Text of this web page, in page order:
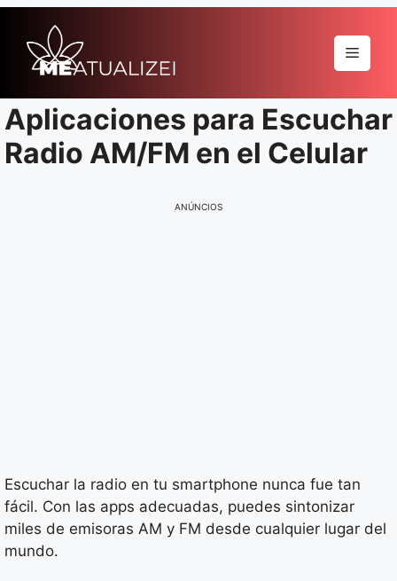
para
Menu
Aplicaciones para Escuchar
Radio AM/FM en el Celular
ANÚNCIOS
Escuchar la radio en tu smartphone nunca fue tan
fácil. Con las apps adecuadas, puedes sintonizar
miles de emisoras AM y FM desde cualquier lugar del
mundo.